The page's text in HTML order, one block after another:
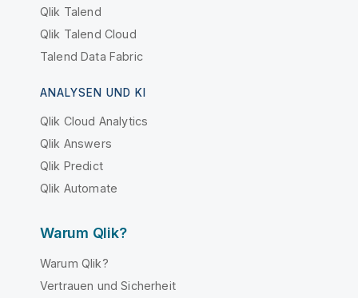
Qlik Talend
Qlik Talend Cloud
Talend Data Fabric
ANALYSEN UND KI
Qlik Cloud Analytics
Qlik Answers
Qlik Predict
Qlik Automate
Warum Qlik?
Warum Qlik?
Vertrauen und Sicherheit